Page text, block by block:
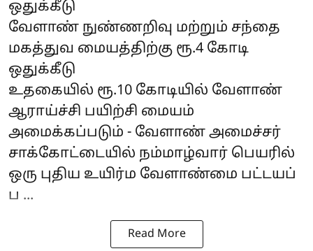
ஒதுக்கீடு
வேளாண் நுண்ணறிவு மற்றும் சந்தை
மகத்துவ மையத்திற்கு ரூ.4 கோடி
ஒதுக்கீடு
உதகையில் ரூ.10 கோடியில் வேளாண்
ஆராய்ச்சி பயிற்சி மையம்
அமைக்கப்படும் - வேளாண் அமைச்சர்
சாக்கோட்டையில் நம்மாழ்வார் பெயரில்
ஒரு புதிய உயிர்ம வேளாண்மை பட்டயப்
ப ...
Read More